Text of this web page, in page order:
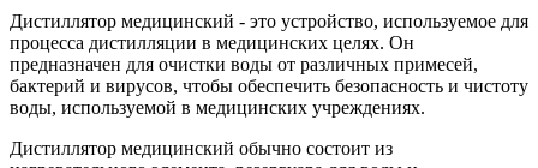
Дистиллятор медицинский - это устройство, используемое для
процесса дистилляции в медицинских целях. Он
предназначен для очистки воды от различных примесей,
бактерий и вирусов, чтобы обеспечить безопасность и чистоту
воды, используемой в медицинских учреждениях.
Дистиллятор медицинский обычно состоит из